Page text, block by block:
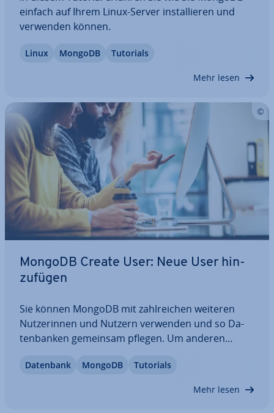
einfach auf Ihrem Linux-Server in­stal­lie­ren und
verwenden können.
Linux MongoDB Tutorials
Mehr lesen
MongoDB Create User: Neue User hin­
zu­fü­gen
Sie können MongoDB mit zahl­rei­chen weiteren
Nut­ze­rin­nen und Nutzern verwenden und so Da­
ten­ban­ken gemeinsam pflegen. Um anderen
mög­li­chen, verwenden Sie MongoDB Create User.
Wir erklären Ihnen, was dieser Befehl bewirkt und
Datenbank MongoDB Tutorials
Mehr lesen